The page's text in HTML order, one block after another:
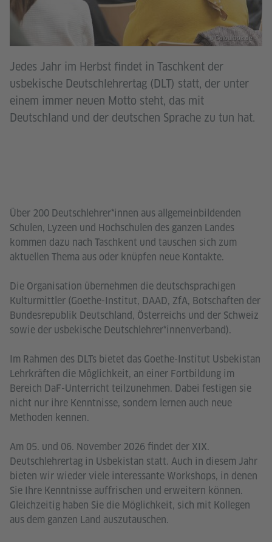
© Colourbox.de
Jedes Jahr im Herbst findet in Taschkent der
usbekische Deutschlehrertag (DLT) statt, der unter
einem immer neuen Motto steht, das mit
Deutschland und der deutschen Sprache zu tun hat.
Über 200 Deutschlehrer*innen aus allgemeinbildenden
Schulen, Lyzeen und Hochschulen des ganzen Landes
kommen dazu nach Taschkent und tauschen sich zum
aktuellen Thema aus oder knüpfen neue Kontakte.
Die Organisation übernehmen die deutschsprachigen
Kulturmittler (Goethe-Institut, DAAD, ZfA, Botschaften der
Bundesrepublik Deutschland, Österreichs und der Schweiz
sowie der usbekische Deutschlehrer*innenverband).
Im Rahmen des DLTs bietet das Goethe-Institut Usbekistan
Lehrkräften die Möglichkeit, an einer Fortbildung im
Bereich DaF-Unterricht teilzunehmen. Dabei festigen sie
nicht nur ihre Kenntnisse, sondern lernen auch neue
Methoden kennen.
Am 05. und 06. November 2026 findet der XIX.
Deutschlehrertag in Usbekistan statt. Auch in diesem Jahr
bieten wir wieder viele interessante Workshops, in denen
Sie Ihre Kenntnisse auffrischen und erweitern können.
Gleichzeitig haben Sie die Möglichkeit, sich mit Kollegen
aus dem ganzen Land auszutauschen.